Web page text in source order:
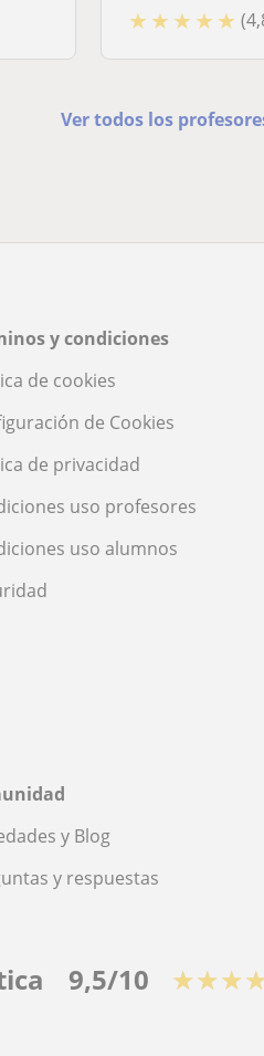
★ ★ ★ ★ ★
Ver todos los
y condiciones
de cookies
de Cookies
de privacidad
uso profesores
uso alumnos
y Blog
y respuestas
9,5/10